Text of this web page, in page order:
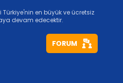
en büyük ve ücretsiz
devam edecektir.
FORUM